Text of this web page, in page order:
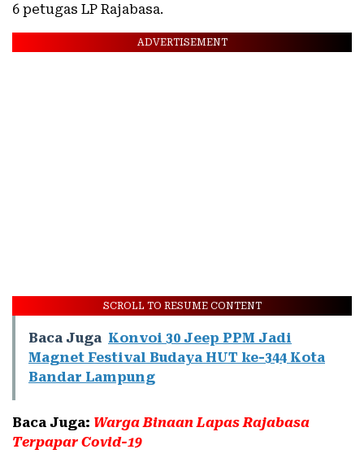
6 petugas LP Rajabasa.
ADVERTISEMENT
SCROLL TO RESUME CONTENT
Baca Juga Konvoi 30 Jeep PPM Jadi
Magnet Festival Budaya HUT ke-344 Kota
Bandar Lampung
Baca Juga: Warga Binaan Lapas Rajabasa
Terpapar Covid-19